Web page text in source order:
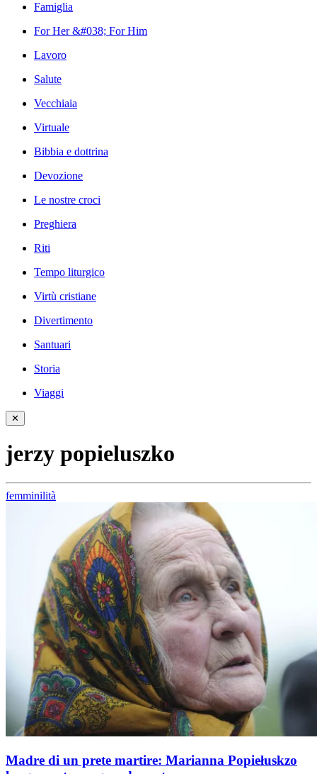
Famiglia
For Her &#038; For Him
Lavoro
Salute
Vecchiaia
Virtuale
Bibbia e dottrina
Devozione
Le nostre croci
Preghiera
Riti
Tempo liturgico
Virtù cristiane
Divertimento
Santuari
Storia
Viaggi
✕
jerzy popieluszko
femminilità
Madre di un prete martire: Marianna Popiełuskzo